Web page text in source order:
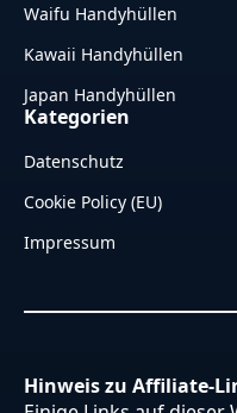
Waifu Handyhüllen
Kawaii Handyhüllen
Japan Handyhüllen
Kategorien
Datenschutz
Cookie Policy (EU)
Impressum
Hinweis zu Affiliate-